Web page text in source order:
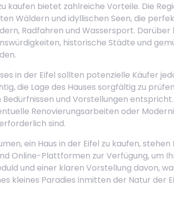
kaufen bietet zahlreiche Vorteile. Die
Wäldern und idyllischen Seen, die
Radfahren und Wassersport. Darüber
historische Städte und
in der Eifel sollten potenzielle Käufer
die Lage des Hauses sorgfältig zu
Bedürfnissen und Vorstellungen
Renovierungsarbeiten oder
sind.
ein Haus in der Eifel zu kaufen,
Online-Plattformen zur Verfügung, um
und einer klaren Vorstellung davon,
kleines Paradies inmitten der Natur der